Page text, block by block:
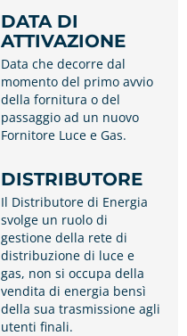
DATA DI
ATTIVAZIONE
Data che decorre dal
momento del primo avvio
della fornitura o del
passaggio ad un nuovo
Fornitore Luce e Gas.
DISTRIBUTORE
Il Distributore di Energia
svolge un ruolo di
gestione della rete di
distribuzione di luce e
gas, non si occupa della
vendita di energia bensì
della sua trasmissione agli
utenti finali.